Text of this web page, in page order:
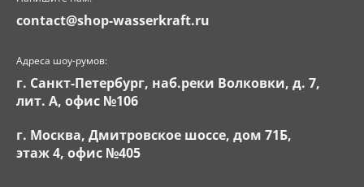
contact@shop-wasserkraft.ru
Адреса шоу-румов:
г. Санкт-Петербург, наб.реки Волковки, д. 7,
лит. А, офис №106
г. Москва, Дмитровское шоссе, дом 71Б,
этаж 4, офис №405